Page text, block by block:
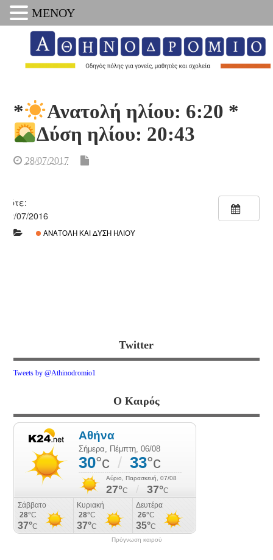
*
Ανατολή ηλίου: 6:20 *
Δύση ηλίου: 20:43
28/07/2017
Πότε:
22/07/2016
ΑΝΑΤΟΛΉ ΚΑΙ ΔΎΣΗ ΗΛΊΟΥ
Twitter
Tweets by @Athinodromio1
Ο Καιρός
Πρόγνωση καιρού
ΜΕΝΟΥ